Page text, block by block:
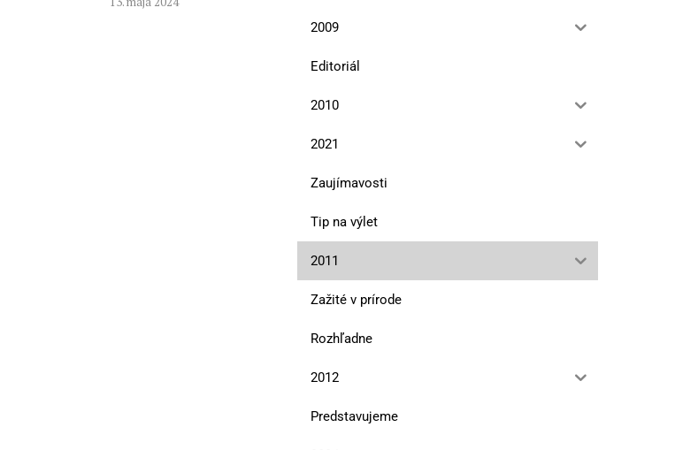
2009
Editoriál
2010
2021
Zaujímavosti
Tip na výlet
2011
Zažité v prírode
Rozhľadne
2012
Predstavujeme